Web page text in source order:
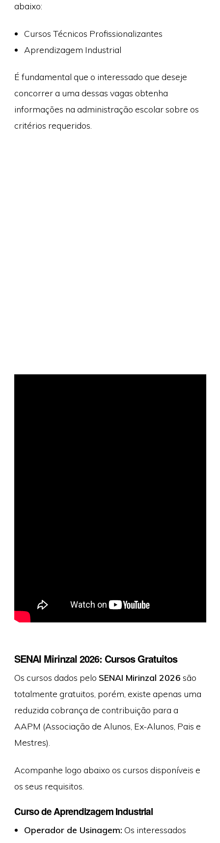
abaixo:
Cursos Técnicos Profissionalizantes
Aprendizagem Industrial
É fundamental que o interessado que deseje
concorrer a uma dessas vagas obtenha
informações na administração escolar sobre os
critérios requeridos.
SENAI Mirinzal 2026: Cursos Gratuitos
Os cursos dados pelo SENAI Mirinzal 2026 são
totalmente gratuitos, porém, existe apenas uma
reduzida cobrança de contribuição para a
AAPM (Associação de Alunos, Ex-Alunos, Pais e
Mestres).
Acompanhe logo abaixo os cursos disponíveis e
os seus requisitos.
Curso de Aprendizagem Industrial
Operador de Usinagem: Os interessados